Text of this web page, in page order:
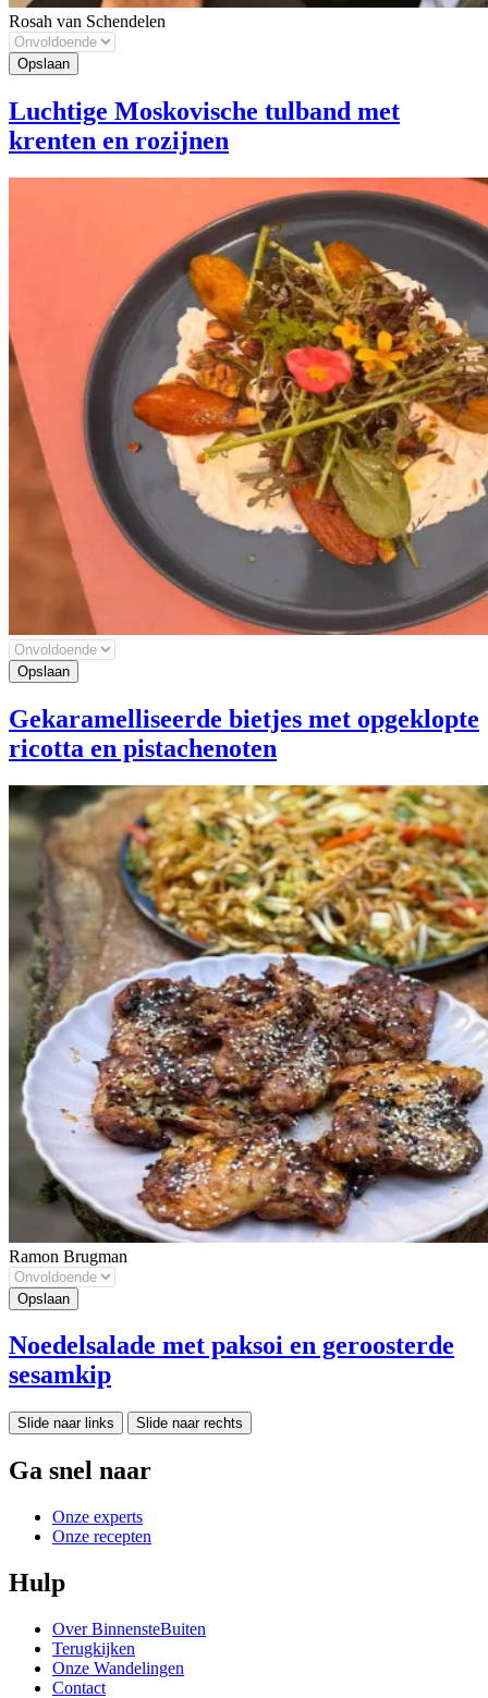
Rosah van Schendelen
Luchtige Moskovische tulband met
krenten en rozijnen
Gekaramelliseerde bietjes met opgeklopte
ricotta en pistachenoten
Ramon Brugman
Noedelsalade met paksoi en geroosterde
sesamkip
Slide naar links Slide naar rechts
Ga snel naar
Onze experts
Onze recepten
Hulp
Over BinnensteBuiten
Terugkijken
Onze Wandelingen
Contact